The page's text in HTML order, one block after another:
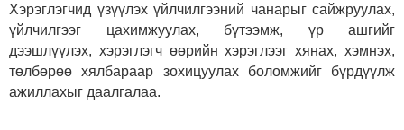
Хэрэглэгчид үзүүлэх үйлчилгээний чанарыг сайжруулах,
үйлчилгээг цахимжуулах, бүтээмж, үр ашгийг
дээшлүүлэх, хэрэглэгч өөрийн хэрэглээг хянах, хэмнэх,
төлбөрөө хялбараар зохицуулах боломжийг бүрдүүлж
ажиллахыг даалгалаа.